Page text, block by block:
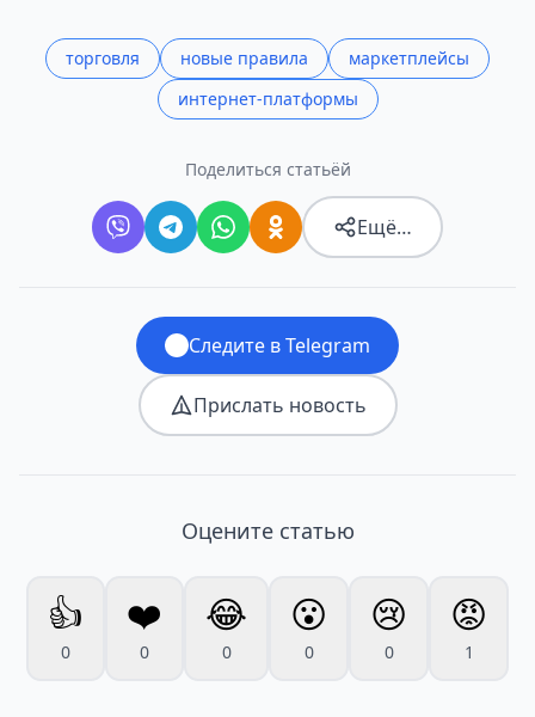
торговля новые правила
маркетплейсы
интернет-платформы
Поделиться статьёй
Ещё…
Следите в Telegram
Прислать новость
Оцените статью
👍
0
❤️
0
😂
0
😮
0
😢
0
😡
1